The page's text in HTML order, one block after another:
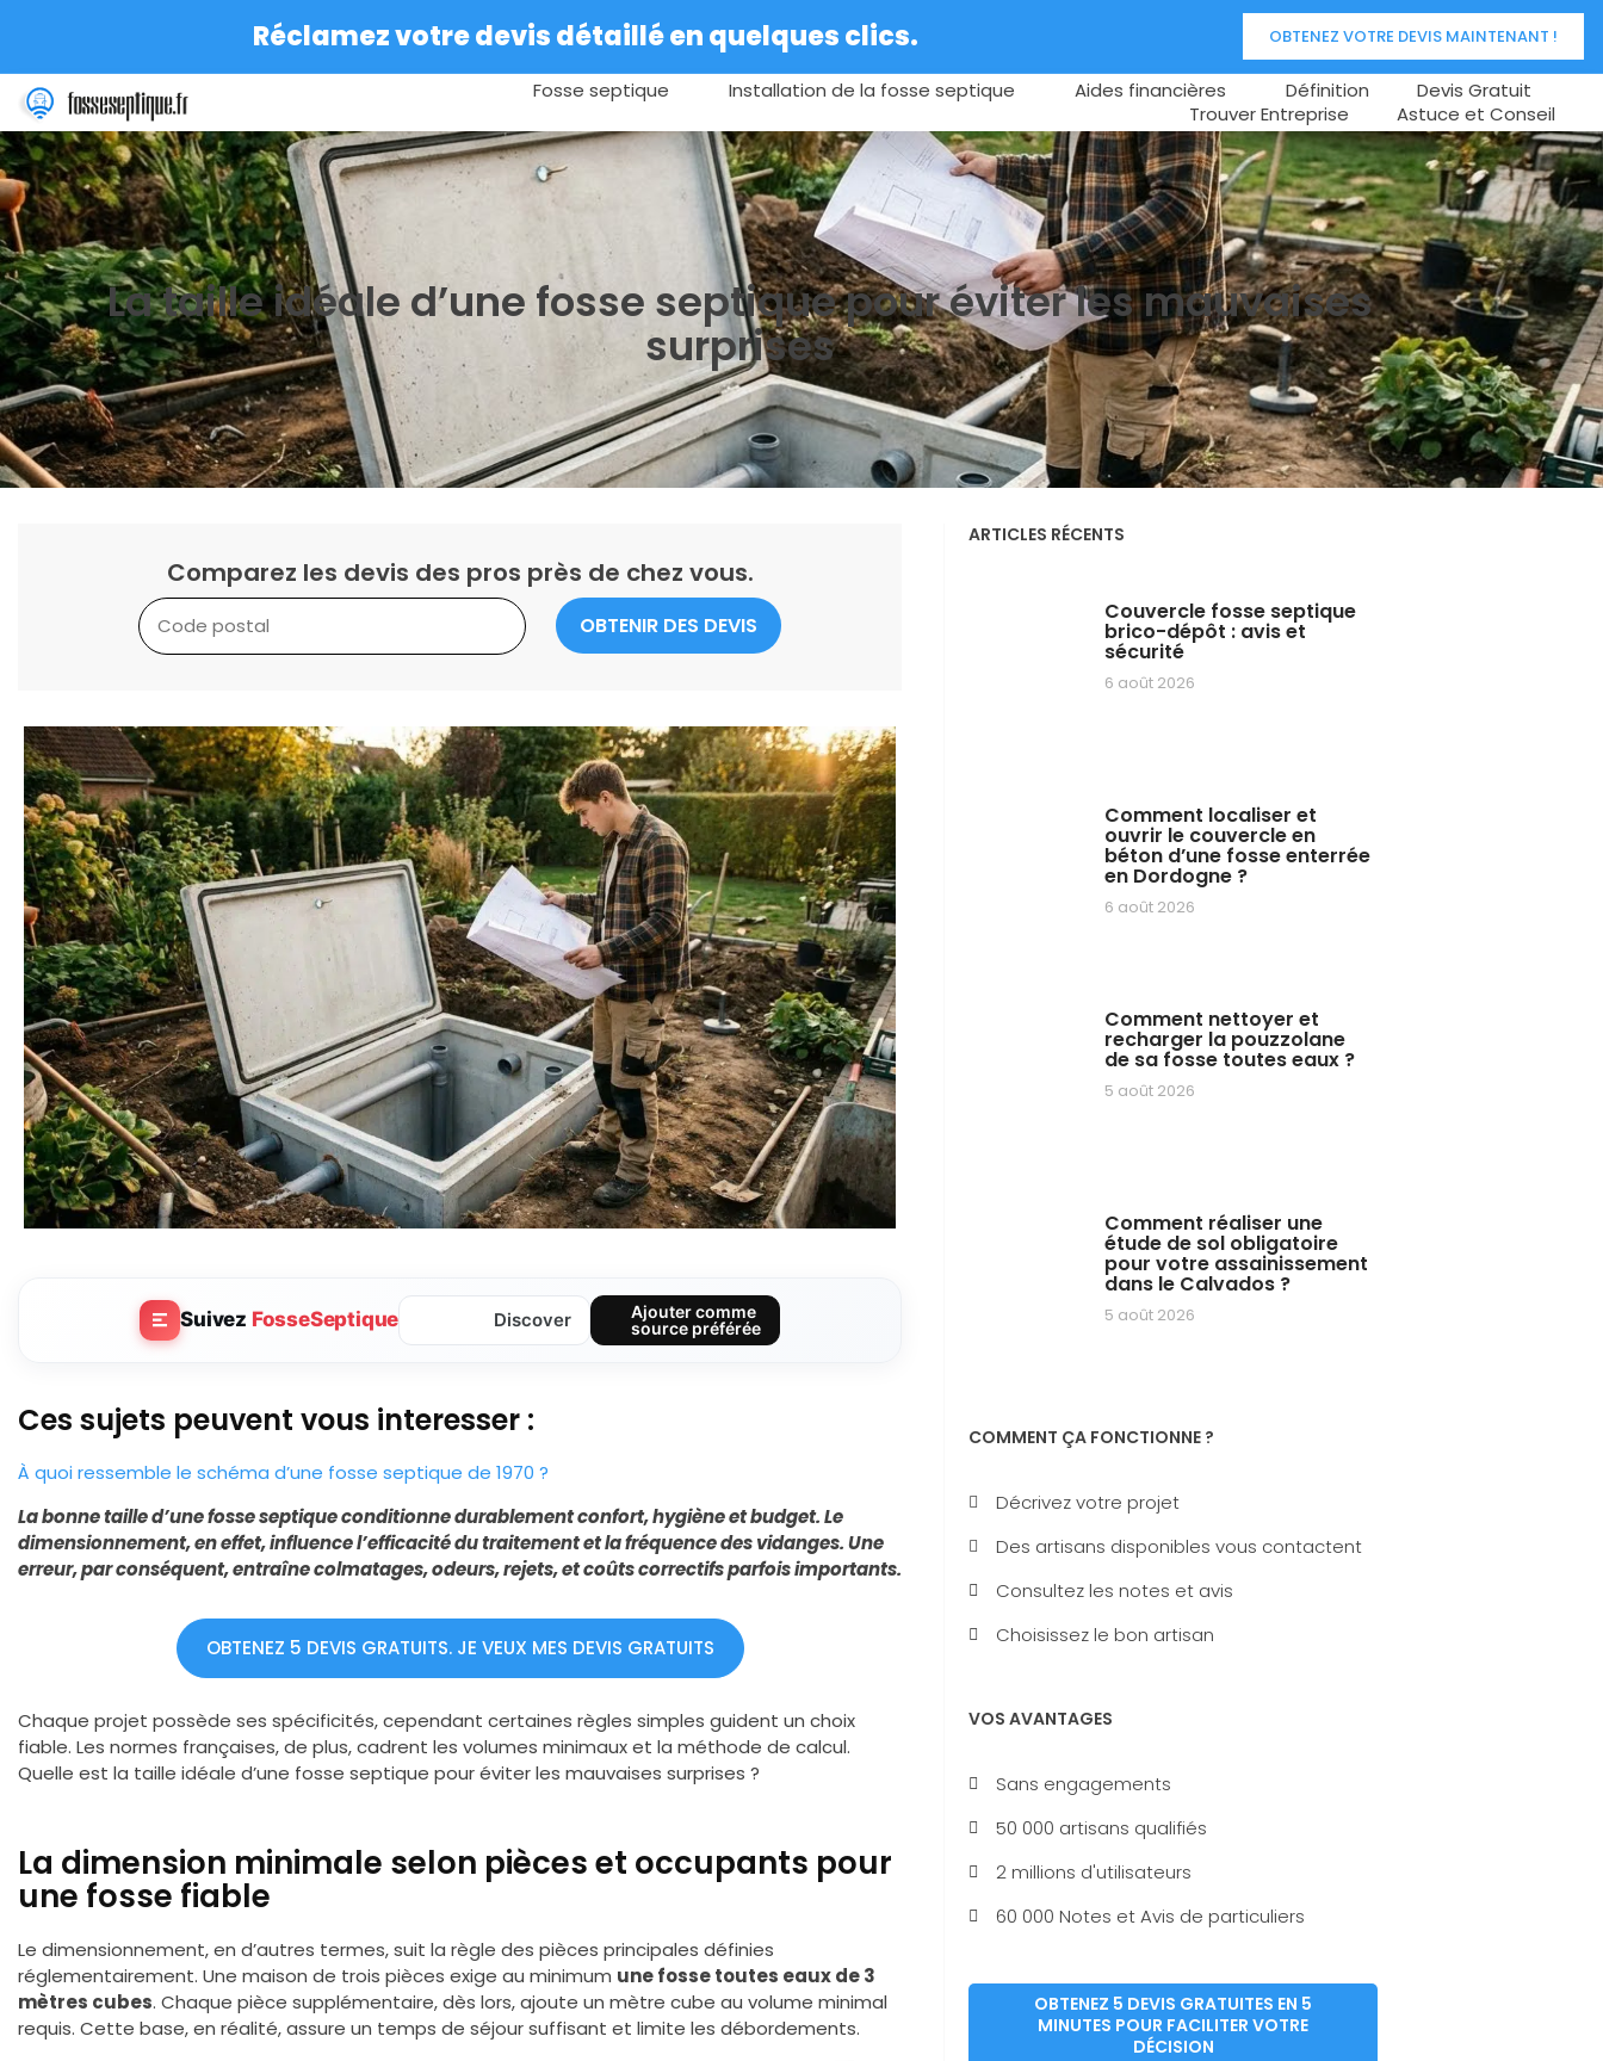
Réclamez votre devis détaillé en quelques clics. OBTENEZ VOTRE DEVIS MAINTENANT !
Fosse septique Installation de la fosse septique Aides financières Définition
Devis Gratuit
Trouver Entreprise
Astuce et Conseil
La taille idéale d’une fosse septique pour éviter les mauvaises
surprises
Comparez les devis des pros près de chez vous.
OBTENIR DES DEVIS
Suivez FosseSeptique Discover
Ajouter comme
source préférée
Ces sujets peuvent vous interesser :
À quoi ressemble le schéma d’une fosse septique de 1970 ?
La bonne taille d’une fosse septique conditionne durablement confort, hygiène et budget. Le
dimensionnement, en effet, influence l’efficacité du traitement et la fréquence des vidanges. Une
erreur, par conséquent, entraîne colmatages, odeurs, rejets, et coûts correctifs parfois importants.
OBTENEZ 5 DEVIS GRATUITS. JE VEUX MES DEVIS GRATUITS
Chaque projet possède ses spécificités, cependant certaines règles simples guident un choix
fiable. Les normes françaises, de plus, cadrent les volumes minimaux et la méthode de calcul.
Quelle est la taille idéale d’une fosse septique pour éviter les mauvaises surprises ?
La dimension minimale selon pièces et occupants pour
une fosse fiable
Le dimensionnement, en d’autres termes, suit la règle des pièces principales définies
réglementairement. Une maison de trois pièces exige au minimum une fosse toutes eaux de 3
mètres cubes. Chaque pièce supplémentaire, dès lors, ajoute un mètre cube au volume minimal
requis. Cette base, en réalité, assure un temps de séjour suffisant et limite les débordements.
ARTICLES RÉCENTS
Couvercle fosse septique
brico-dépôt : avis et
sécurité
6 août 2026
Comment localiser et
ouvrir le couvercle en
béton d’une fosse enterrée
en Dordogne ?
6 août 2026
Comment nettoyer et
recharger la pouzzolane
de sa fosse toutes eaux ?
5 août 2026
Comment réaliser une
étude de sol obligatoire
pour votre assainissement
dans le Calvados ?
5 août 2026
COMMENT ÇA FONCTIONNE ?
Décrivez votre projet
Des artisans disponibles vous contactent
Consultez les notes et avis
Choisissez le bon artisan
VOS AVANTAGES
Sans engagements
50 000 artisans qualifiés
2 millions d'utilisateurs
60 000 Notes et Avis de particuliers
OBTENEZ 5 DEVIS GRATUITES EN 5
MINUTES POUR FACILITER VOTRE
DÉCISION